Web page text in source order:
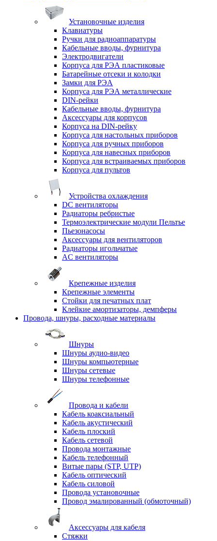
Установочные изделия
Клавиатуры
Ручки для радиоаппаратуры
Кабельные вводы, фурнитура
Электродвигатели
Корпуса для РЭА пластиковые
Батарейные отсеки и колодки
Замки для РЭА
Корпуса для РЭА металлические
DIN-рейки
Кабельные вводы, фурнитура
Аксессуары для корпусов
Корпуса на DIN-рейку
Корпуса для настольных приборов
Корпуса для ручных приборов
Корпуса для навесных приборов
Корпуса для встраиваемых приборов
Корпуса для пультов
Устройства охлаждения
DC вентиляторы
Радиаторы ребристые
Термоэлектрические модули Пельтье
Пьезонасосы
Аксессуары для вентиляторов
Радиаторы игольчатые
AC вентиляторы
Крепежные изделия
Крепежные элементы
Стойки для печатных плат
Клейкие амортизаторы, демпферы
Провода, шнуры, расходные материалы
Шнуры
Шнуры аудио-видео
Шнуры компьютерные
Шнуры сетевые
Шнуры телефонные
Провода и кабели
Кабель коаксиальный
Кабель акустический
Кабель плоский
Кабель сетевой
Провода монтажные
Кабель телефонный
Витые пары (STP, UTP)
Кабель оптический
Кабель силовой
Провода установочные
Провод эмалированный (обмоточный)
Аксессуары для кабеля
Стяжки